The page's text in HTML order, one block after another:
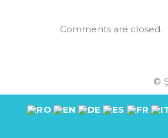
Comments are closed.
©